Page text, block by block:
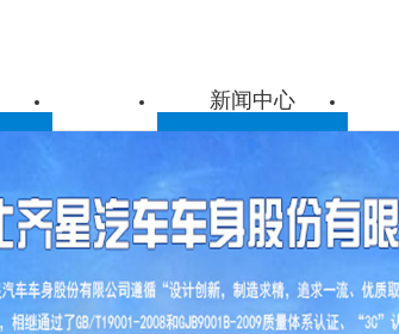
新闻中心
行业资讯